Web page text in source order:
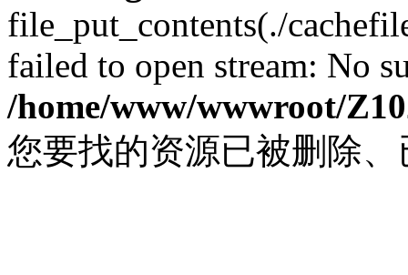
file_put_contents(./
failed to open stream: No
/home/www/wwwroot/
您要找的资源已被删除